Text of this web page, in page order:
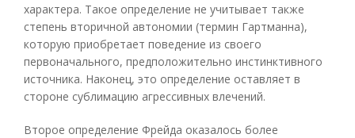
характера. Такое определение не учитывает также
степень вторичной автономии (термин Гартманна),
которую приобретает поведение из своего
первоначального, предположительно инстинктивного
источника. Наконец, это определение оставляет в
стороне сублимацию агрессивных влечений.
Второе определение Фрейда оказалось более